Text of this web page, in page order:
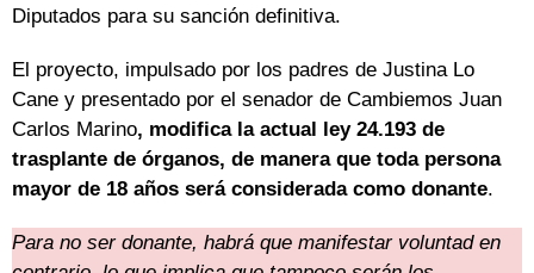
Diputados para su sanción definitiva.
El proyecto, impulsado por los padres de Justina Lo
Cane y presentado por el senador de Cambiemos Juan
Carlos Marino, modifica la actual ley 24.193 de
trasplante de órganos, de manera que toda persona
mayor de 18 años será considerada como donante.
Para no ser donante, habrá que manifestar voluntad en